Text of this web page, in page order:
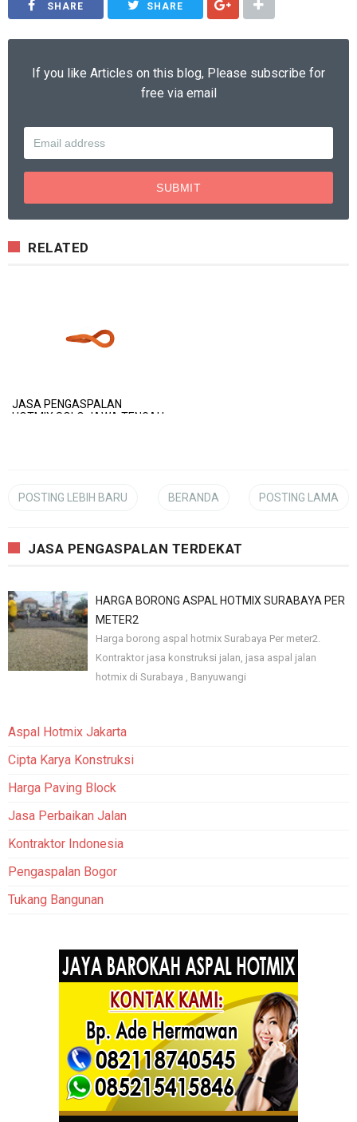
SHARE SHARE
If you like Articles on this blog, Please subscribe for
free via email
RELATED
JASA PENGASPALAN
HOTMIX SOLO JAWA TENGAH
POSTING LEBIH BARU POSTING LAMA
BERANDA
JASA PENGASPALAN TERDEKAT
HARGA BORONG ASPAL HOTMIX SURABAYA PER
METER2
Harga borong aspal hotmix Surabaya Per meter2.
Kontraktor jasa konstruksi jalan, jasa aspal jalan
hotmix di Surabaya , Banyuwangi
Aspal Hotmix Jakarta
Cipta Karya Konstruksi
Harga Paving Block
Jasa Perbaikan Jalan
Kontraktor Indonesia
Pengaspalan Bogor
Tukang Bangunan